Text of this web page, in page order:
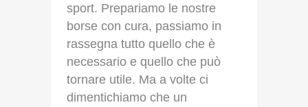
sport. Prepariamo le nostre
borse con cura, passiamo in
rassegna tutto quello che è
necessario e quello che può
tornare utile. Ma a volte ci
dimentichiamo che un